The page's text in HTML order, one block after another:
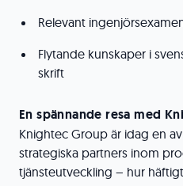
Relevant
Flytande kunskaper i
skrift
En spännande resa med
Knightec Group är idag en
strategiska partners inom
tjänsteutveckling – hur